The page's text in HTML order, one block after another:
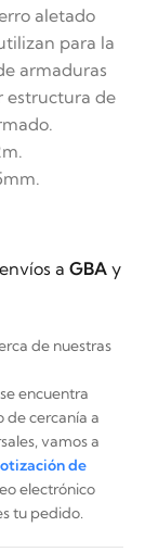
aletado
para la
armaduras
estructura de
a GBAy
de nuestras
encuentra
de cercanía a
vamos a
de
electrónico
tu pedido.